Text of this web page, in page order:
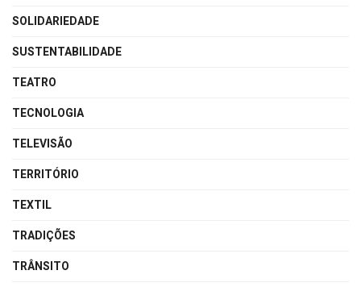
SOLIDARIEDADE
SUSTENTABILIDADE
TEATRO
TECNOLOGIA
TELEVISÃO
TERRITÓRIO
TEXTIL
TRADIÇÕES
TRÂNSITO